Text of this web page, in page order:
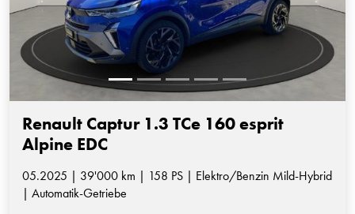
Renault Captur 1.3 TCe 160 esprit
Alpine EDC
05.2025 | 39'000 km | 158 PS | Elektro/Benzin Mild-Hybrid
| Automatik-Getriebe